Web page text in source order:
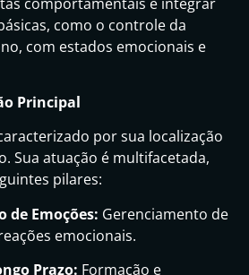
como o controle da
com estados emocionais e
Principal
por sua localização
Sua atuação é multifacetada,
pilares:
de Emoções: Gerenciamento de
emocionais.
Prazo: Formação e